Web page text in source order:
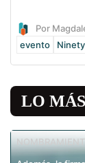
Por
evento
LO